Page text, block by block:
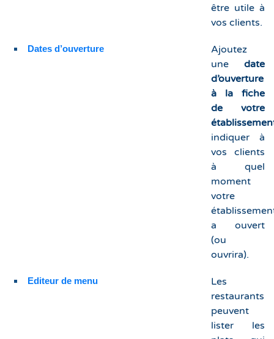
être utile à
vos clients.
Dates d’ouverture
Ajoutez
une
date
d’ouverture
à la fiche
de votre
indiquer à
vos clients
à quel
moment
votre
a ouvert
(ou
ouvrira).
Editeur de menu
Les
restaurants
peuvent
lister les